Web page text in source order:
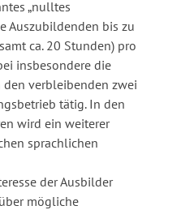
„nulltes
Auszubildenden bis zu
ca. 20 Stunden) pro
insbesondere die
den verbleibenden zwei
tätig. In den
wird ein weiterer
sprachlichen
der Ausbilder
mögliche